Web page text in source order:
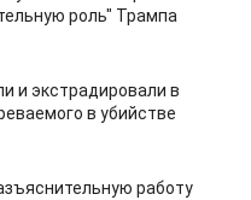
роль" Трампа
и экстрадировали в
в убийстве
работу